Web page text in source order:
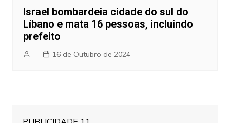
Israel bombardeia cidade do sul do
Líbano e mata 16 pessoas, incluindo
prefeito
16 de Outubro de 2024